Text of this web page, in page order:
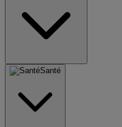
Santé